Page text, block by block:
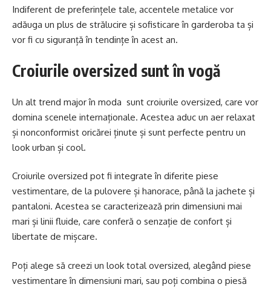
Indiferent de preferințele tale, accentele metalice vor
adăuga un plus de strălucire și sofisticare în garderoba ta și
vor fi cu siguranță în tendințe în acest an.
Croiurile oversized sunt în vogă
Un alt trend major în moda sunt croiurile oversized, care vor
domina scenele internaționale. Acestea aduc un aer relaxat
și nonconformist oricărei ținute și sunt perfecte pentru un
look urban și cool.
Croiurile oversized pot fi integrate în diferite piese
vestimentare, de la pulovere și hanorace, până la jachete și
pantaloni. Acestea se caracterizează prin dimensiuni mai
mari și linii fluide, care conferă o senzație de confort și
libertate de mișcare.
Poți alege să creezi un look total oversized, alegând piese
vestimentare în dimensiuni mari, sau poți combina o piesă